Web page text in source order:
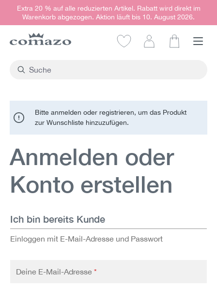
springen
Extra 20 % auf alle reduzierten Artikel. Rabatt wird direkt im
Warenkorb abgezogen. Aktion läuft bis 10. August 2026.
Bitte anmelden oder registrieren, um das Produkt
zur Wunschliste hinzuzufügen.
Anmelden oder
Konto erstellen
Ich bin bereits Kunde
Einloggen mit E-Mail-Adresse und Passwort
Deine E-Mail-Adresse *